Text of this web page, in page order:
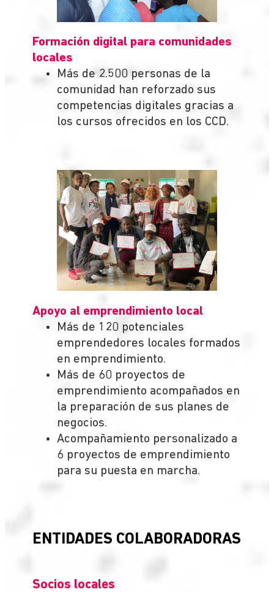
Formación digital para comunidades
locales
Más de 2.500 personas de la
comunidad han reforzado sus
competencias digitales gracias a
los cursos ofrecidos en los CCD.
Apoyo al emprendimiento local
Más de 120 potenciales
emprendedores locales formados
en emprendimiento.
Más de 60 proyectos de
emprendimiento acompañados en
la preparación de sus planes de
negocios.
Acompañamiento personalizado a
6 proyectos de emprendimiento
para su puesta en marcha.
ENTIDADES COLABORADORAS
Socios locales